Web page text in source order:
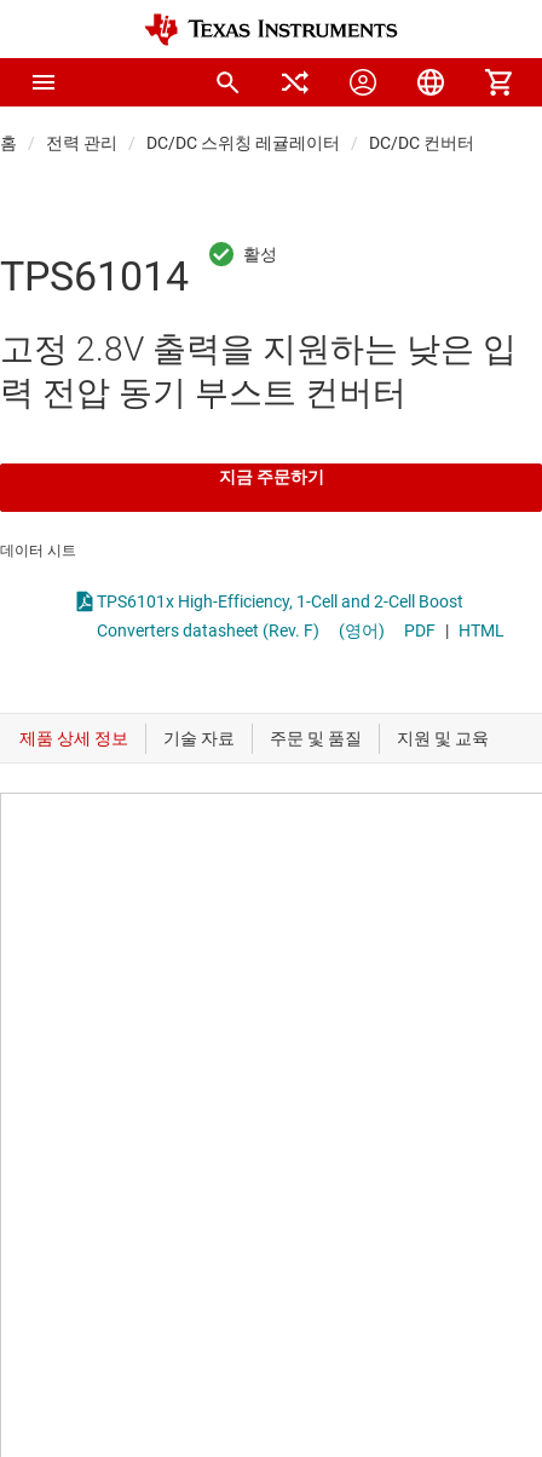
홈 전력 관리 DC/DC 스위칭 레귤레이터 DC/DC 컨버터
TPS61014
고정 2.8V 출력을 지원하는 낮은 입
력 전압 동기 부스트 컨버터
지금 주문하기
데이터 시트
TPS6101x High-Efficiency, 1-Cell and 2-Cell Boost
Converters datasheet (Rev. F)
(영어) PDF | HTML